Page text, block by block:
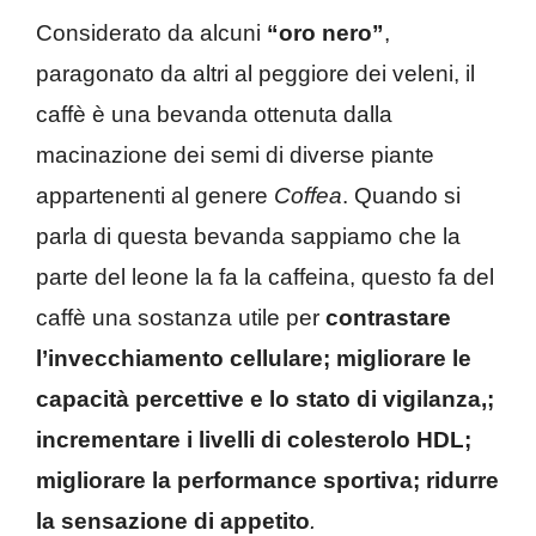
Considerato da alcuni “oro nero”,
paragonato da altri al peggiore dei veleni, il
caffè è una bevanda ottenuta dalla
macinazione dei semi di diverse piante
appartenenti al genere Coffea. Quando si
parla di questa bevanda sappiamo che la
parte del leone la fa la caffeina, questo fa del
caffè una sostanza utile per contrastare
l’invecchiamento cellulare; migliorare le
capacità percettive e lo stato di vigilanza,;
incrementare i livelli di colesterolo HDL;
migliorare la performance sportiva; ridurre
la sensazione di appetito.